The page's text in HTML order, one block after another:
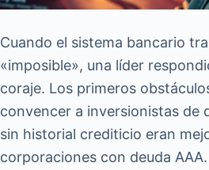
Cuando el sistema bancario
«imposible», una líder
coraje. Los primeros
convencer a inversionistas de
sin historial crediticio eran
corporaciones con deuda